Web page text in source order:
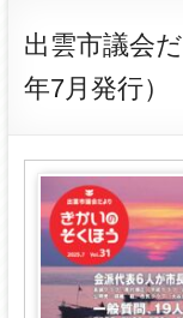
出雲市議会
年7月発行）